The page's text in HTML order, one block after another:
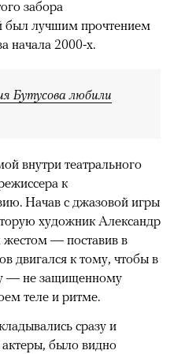
забора
был лучшим прочтением
начала 2000-х.
Бутусова любили
внутри театрального
к
Начав с джазовой игры
художник Александр
— поставив в
двигался к тому, чтобы в
— не защищенному
теле и ритме.
сразу и
актеры, было видно